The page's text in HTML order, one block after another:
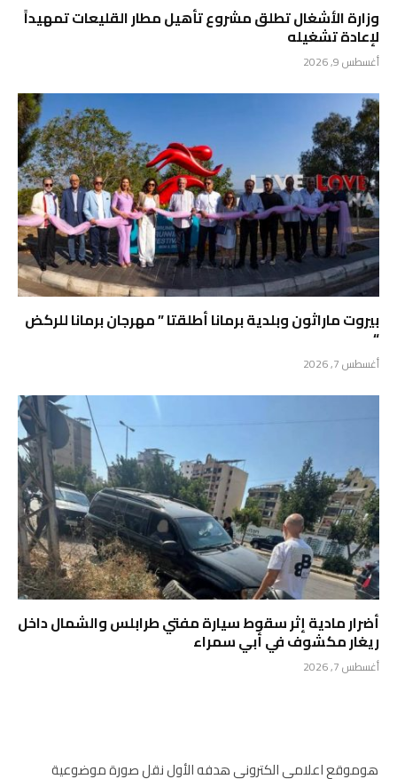
وزارة الأشغال تطلق مشروع تأهيل مطار القليعات تمهيداً
لإعادة تشغيله
أغسطس 9, 2026
بيروت ماراثون وبلدية برمانا أطلقتا ” مهرجان برمانا للركض
“
أغسطس 7, 2026
أضرار مادية إثر سقوط سيارة مفتي طرابلس والشمال داخل
ريغار مكشوف في أبي سمراء
أغسطس 7, 2026
هوموقع اعلامي الكتروني هدفه الأول نقل صورة موضوعية